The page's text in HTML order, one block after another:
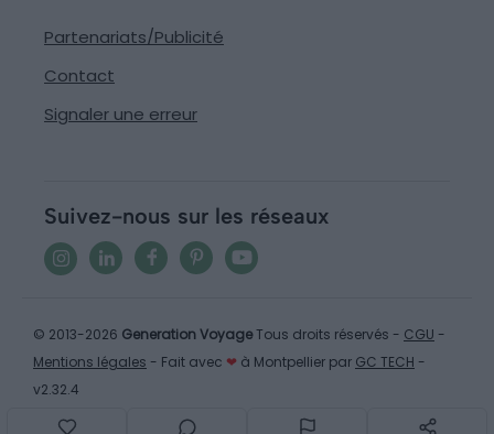
Partenariats/Publicité
Contact
Signaler une erreur
Suivez-nous sur les réseaux
© 2013-2026 Generation VoyageTous droits réservés - CGU -
Mentions légales - Fait avec ❤ à Montpellier par GC TECH -
v2.32.4